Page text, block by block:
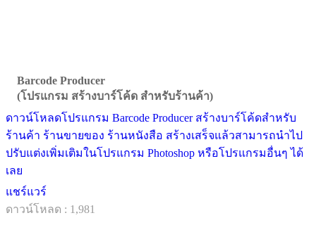
Barcode Producer
(โปรแกรม สร้างบาร์โค้ด สำหรับร้านค้า)
ดาวน์โหลดโปรแกรม Barcode Producer สร้างบาร์โค้ดสำหรับ
ร้านค้า ร้านขายของ ร้านหนังสือ สร้างเสร็จแล้วสามารถนำไป
ปรับแต่งเพิ่มเติมในโปรแกรม Photoshop หรือโปรแกรมอื่นๆ ได้
เลย
แชร์แวร์
ดาวน์โหลด : 1,981